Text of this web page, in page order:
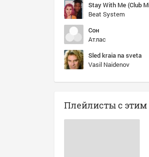
Stay With Me (Club
Beat System
Сон
Атлас
Sled kraia na sveta
Vasil Naidenov
Плейлисты с этим